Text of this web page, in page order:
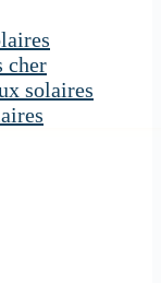
cher
solaires